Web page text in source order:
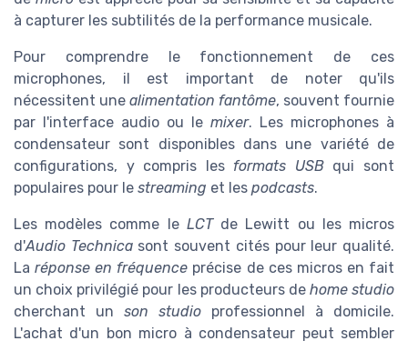
à capturer les subtilités de la performance musicale.
Pour comprendre le fonctionnement de ces
microphones, il est important de noter qu'ils
nécessitent une alimentation fantôme, souvent fournie
par l'interface audio ou le mixer. Les microphones à
condensateur sont disponibles dans une variété de
configurations, y compris les formats USBqui sont
populaires pour le streaming et les podcasts.
Les modèles comme le LCTde Lewitt ou les micros
d'Audio Technicasont souvent cités pour leur qualité.
Laréponse en fréquence précise de ces micros en fait
un choix privilégié pour les producteurs de home studio
cherchant un son studio professionnel à domicile.
L'achat d'un bon micro à condensateur peut sembler